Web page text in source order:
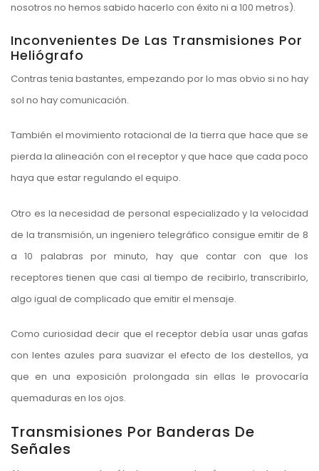
nosotros no hemos sabido hacerlo con éxito ni a 100 metros).
Inconvenientes De Las Transmisiones Por
Heliógrafo
Contras tenia bastantes, empezando por lo mas obvio si no hay
sol no hay comunicación.
También el movimiento rotacional de la tierra que hace que se
pierda la alineación con el receptor y que hace que cada poco
haya que estar regulando el equipo.
Otro es la necesidad de personal especializado y la velocidad
de la transmisión, un ingeniero telegráfico consigue emitir de 8
a 10 palabras por minuto, hay que contar con que los
receptores tienen que casi al tiempo de recibirlo, transcribirlo,
algo igual de complicado que emitir el mensaje.
Como curiosidad decir que el receptor debía usar unas gafas
con lentes azules para suavizar el efecto de los destellos, ya
que en una exposición prolongada sin ellas le provocaría
quemaduras en los ojos.
Transmisiones Por Banderas De
Señales